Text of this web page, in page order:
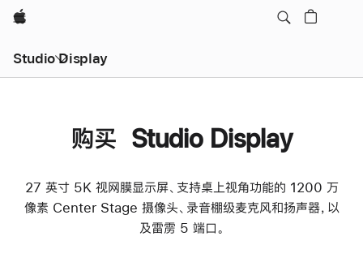
Apple
Studio Display
购买 Studio Display
27 英寸 5K 视网膜显示屏、支持桌上视角功能的 1200 万
像素 Center Stage 摄像头、录音棚级麦克风和扬声器，以
及雷雳 5 端口。